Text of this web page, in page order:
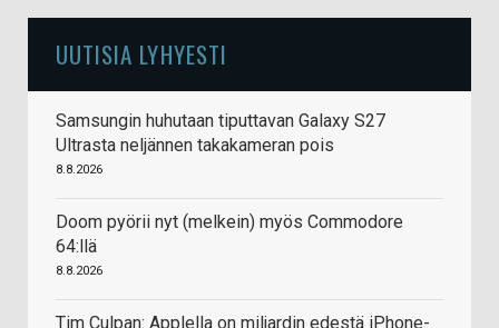
UUTISIA LYHYESTI
Samsungin huhutaan tiputtavan Galaxy S27
Ultrasta neljännen takakameran pois
8.8.2026
Doom pyörii nyt (melkein) myös Commodore
64:llä
8.8.2026
Tim Culpan: Applella on miljardin edestä iPhone-